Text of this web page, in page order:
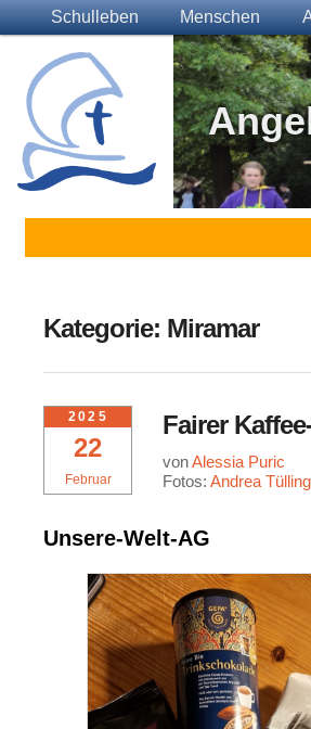
Main menuSkip to primary content
Skip to secondary content
Schulleben Menschen
Kategorie: Miramar
22
Februar
2025 Fairer
vonAlessia Puric
Fotos:Andrea
Unsere-Welt-AG